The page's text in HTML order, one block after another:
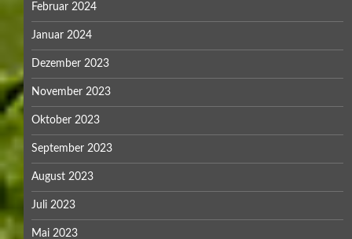
Februar 2024
Januar 2024
Dezember 2023
November 2023
Oktober 2023
September 2023
August 2023
Juli 2023
Mai 2023